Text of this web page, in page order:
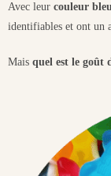
Avec leur couleur
identifiables et ont un
Mais quel est le goût